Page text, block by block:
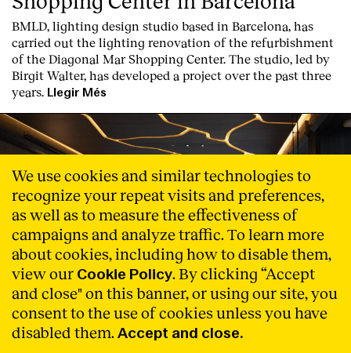
BMLD, lighting design studio based in Barcelona, has
carried out the lighting renovation of the refurbishment
of the Diagonal Mar Shopping Center. The studio, led by
Birgit Walter, has developed a project over the past three
years.
Llegir Més
We use cookies and similar technologies to
recognize your repeat visits and preferences,
as well as to measure the effectiveness of
campaigns and analyze traffic. To learn more
about cookies, including how to disable them,
view our Cookie Policy. By clicking “Accept
and close" on this banner, or using our site, you
consent to the use of cookies unless you have
disabled them. Accept and close.